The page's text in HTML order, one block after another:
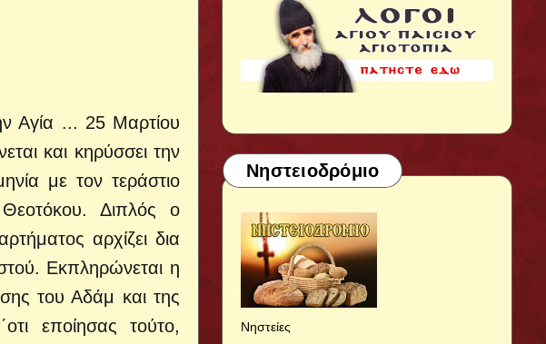
Αγία ... 25 Μαρτίου
και κηρύσσει την
με τον τεράστιο
Διπλός ο
αρχίζει δια
Εκπληρώνεται η
του Αδάμ και της
εποίησας τούτο,
Νηστειοδρόμιο
Νηστείες